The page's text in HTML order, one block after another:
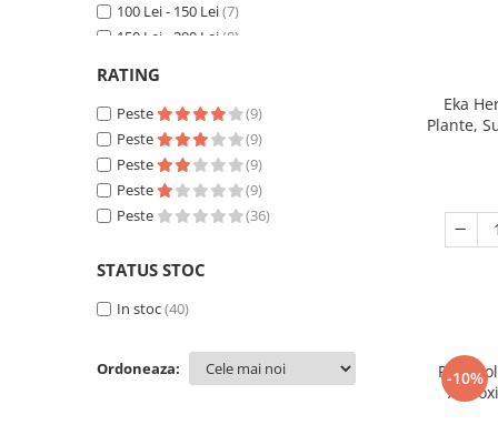
100 Lei - 150 Lei(7)
150 Lei - 200 Lei (8)
250 Lei - 300 Lei
300 Lei - 400 Lei(1)
RATING
Peste
(9)
Peste
(9)
Peste
(9)
Peste
(9)
Peste
(36)
STATUS STOC
In stoc(40)
Ordoneaza:
Eka
Plante,
-10%